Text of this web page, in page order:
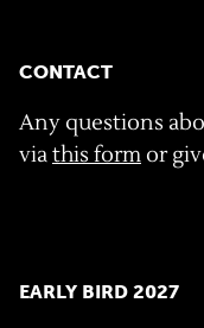
CONTACT
Any questions
viathis form or
EARLY BIRD 2027